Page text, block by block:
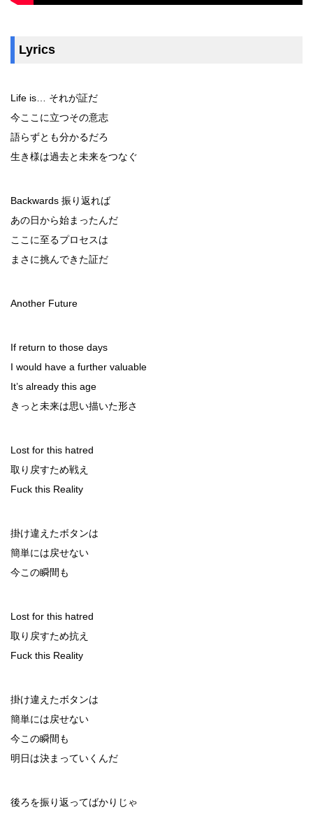
Lyrics
Life is… それが証だ
今ここに立つその意志
語らずとも分かるだろ
生き様は過去と未来をつなぐ
Backwards 振り返れば
あの日から始まったんだ
ここに至るプロセスは
まさに挑んできた証だ
Another Future
If return to those days
I would have a further valuable
It’s already this age
きっと未来は思い描いた形さ
Lost for this hatred
取り戻すため戦え
Fuck this Reality
掛け違えたボタンは
簡単には戻せない
今この瞬間も
Lost for this hatred
取り戻すため抗え
Fuck this Reality
掛け違えたボタンは
簡単には戻せない
今この瞬間も
明日は決まっていくんだ
後ろを振り返ってばかりじゃ